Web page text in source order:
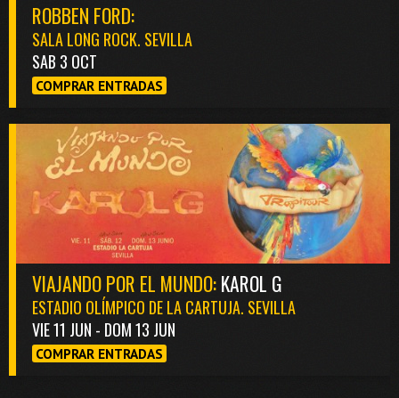
ROBBEN FORD:
SALA LONG ROCK. SEVILLA
SAB 3 OCT
COMPRAR ENTRADAS
VIAJANDO POR EL MUNDO:KAROL G
ESTADIO OLÍMPICO DE LA CARTUJA. SEVILLA
VIE 11 JUN - DOM 13 JUN
COMPRAR ENTRADAS